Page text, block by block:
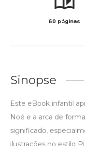
60 páginas
Sinopse
Este eBook infantil
Noé e a arca de
significado,
ilustrações no estilo